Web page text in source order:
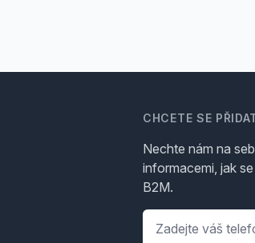
CHCETE SE
Nechte nám na
informacemi, jak
B2M.
Telefon